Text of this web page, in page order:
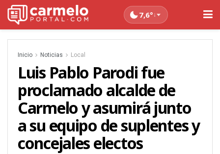
7,6°↓
Inicio Noticias Local
Luis Pablo Parodi fue
proclamado alcalde de
Carmelo y asumirá junto
a su equipo de suplentes y
concejales electos